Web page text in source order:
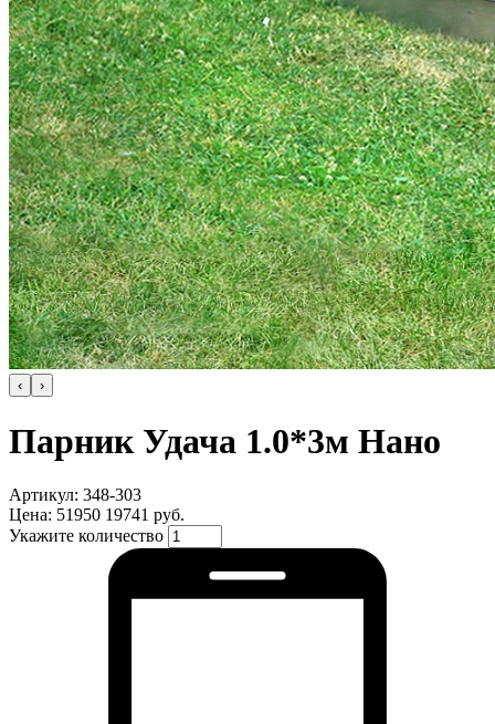
‹ ›
Парник Удача 1.0*3м Нано
Артикул: 348-303
Цена: 51950 19741 руб.
Укажите количество